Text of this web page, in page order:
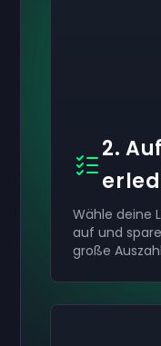
2.
Wähle deine
auf und
große